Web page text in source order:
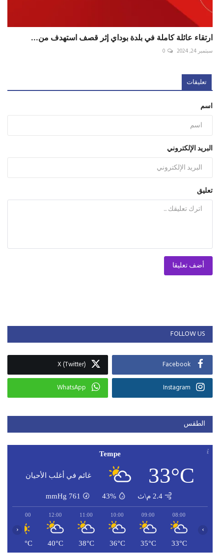
ارتقاء عائلة كاملة في بلدة ⁧‫بوداي‬⁩ إثر قصف استهدف من...
سبتمبر 24, 2024 0
تعليقات
اسم
البريد الإلكتروني
تعليق
أضف تعليقا
FOLLOW US
Facebook
X (Twitter)
Instagram
WhatsApp
الطقس
Tempe
33°C غائم في أغلب الأحيان
2.4 م\ث 43%
761
mmHg
08:00
33°C
09:00
35°C
10:00
36°C
11:00
38°C
12:00
40°C
13:00
41°C
‹ ›